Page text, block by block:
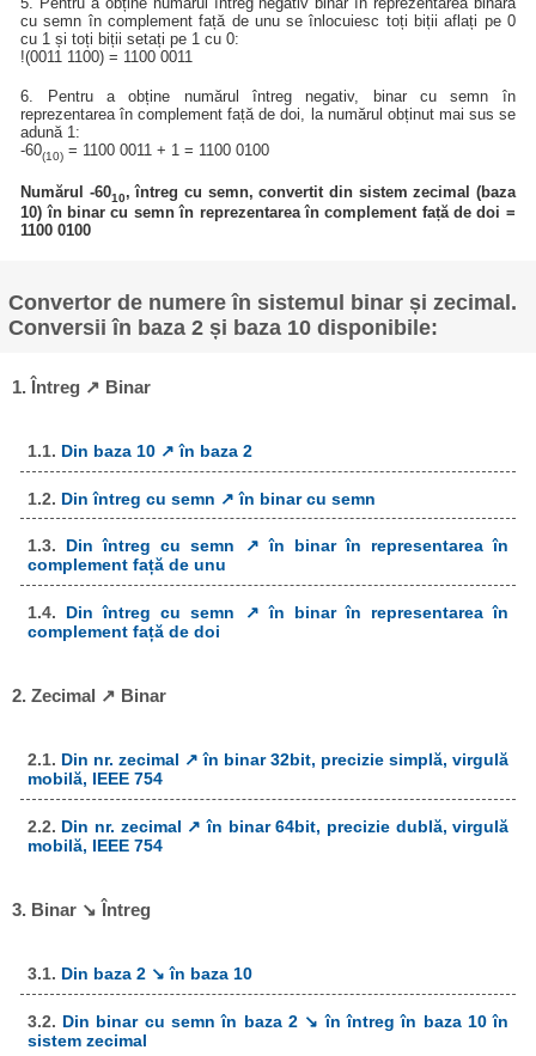
cu semn în complement față de unu se înlocuiesc toți biții aflați pe 0
cu 1 și toți biții setați pe 1 cu 0:
!(0011 1100) = 1100 0011
6. Pentru a obține numărul întreg negativ, binar cu semn în
reprezentarea în complement față de doi, la numărul obținut mai sus se
adună 1:
-60(10) = 1100 0011 + 1 = 1100 0100
Numărul -6010, întreg cu semn, convertit din sistem zecimal (baza
10) în binar cu semn în reprezentarea în complement față de doi =
1100 0100
Convertor de numere în sistemul binar și zecimal.
Conversii în baza 2 și baza 10 disponibile:
1. Întreg ↗ Binar
1.1. Din baza 10 ↗ în baza 2
1.2. Din întreg cu semn ↗ în binar cu semn
1.3. Din întreg cu semn ↗ în binar în representarea în
complement față de unu
1.4. Din întreg cu semn ↗ în binar în representarea în
complement față de doi
2. Zecimal ↗ Binar
2.1. Din nr. zecimal ↗ în binar 32bit, precizie simplă, virgulă
mobilă, IEEE 754
2.2. Din nr. zecimal ↗ în binar 64bit, precizie dublă, virgulă
mobilă, IEEE 754
3. Binar ↘ Întreg
3.1. Din baza 2 ↘ în baza 10
3.2. Din binar cu semn în baza 2 ↘ în întreg în baza 10 în
sistem zecimal